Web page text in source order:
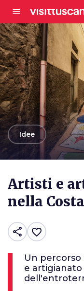
menu
arrow_backIdee
Artisti e
nella
share favorite_border
Un
e